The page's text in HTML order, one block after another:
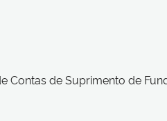
Contas de Suprimento de